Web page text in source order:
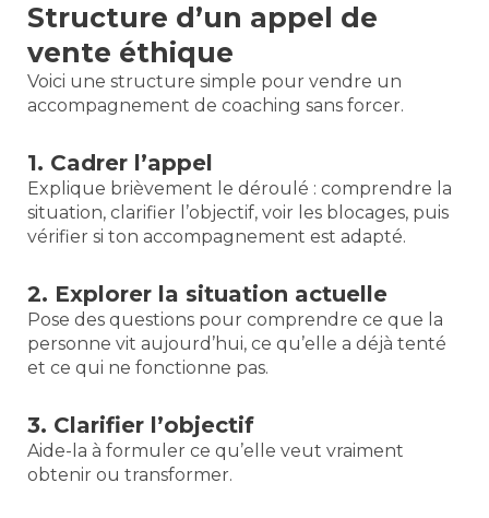
Structure d’un appel de
vente éthique
Voici une structure simple pour vendre un
accompagnement de coaching sans forcer.
1. Cadrer l’appel
Explique brièvement le déroulé : comprendre la
situation, clarifier l’objectif, voir les blocages, puis
vérifier si ton accompagnement est adapté.
2. Explorer la situation actuelle
Pose des questions pour comprendre ce que la
personne vit aujourd’hui, ce qu’elle a déjà tenté
et ce qui ne fonctionne pas.
3. Clarifier l’objectif
Aide-la à formuler ce qu’elle veut vraiment
obtenir ou transformer.